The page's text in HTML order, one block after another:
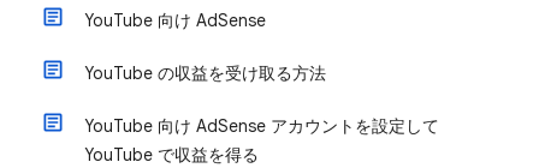
YouTube 向け AdSense
YouTube の収益を受け取る方法
YouTube 向け AdSense アカウントを設定して
YouTube で収益を得る